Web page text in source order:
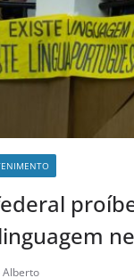
Alberto